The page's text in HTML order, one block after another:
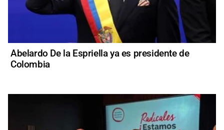
Abelardo De la Espriella ya es presidente de
Colombia